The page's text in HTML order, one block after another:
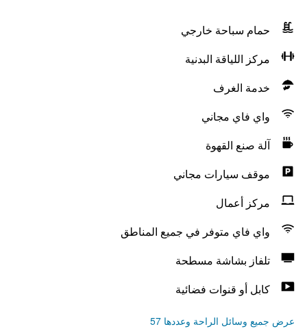
حمام سباحة خارجي
مركز اللياقة البدنية
خدمة الغرف
واي فاي مجاني
آلة صنع القهوة
موقف سيارات مجاني
مركز أعمال
واي فاي متوفر في جميع المناطق
تلفاز بشاشة مسطحة
كابل أو قنوات فضائية
عرض جميع وسائل الراحة وعددها 57